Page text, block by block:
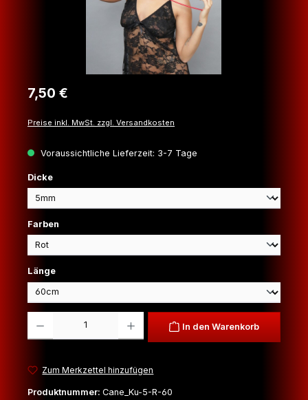
Regulärer Preis:
7,50 €
Preise inkl. MwSt. zzgl. Versandkosten
Voraussichtliche Lieferzeit: 3-7 Tage
Dickeauswählen
Farben
Längeauswählen
In den Warenkorb
Zum Merkzettel hinzufügen
Produktnummer: Cane_Ku-5-R-60